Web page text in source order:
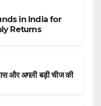
in India for
Returns
और अगली बड़ी चीज की